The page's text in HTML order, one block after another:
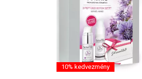
10% kedvezmény